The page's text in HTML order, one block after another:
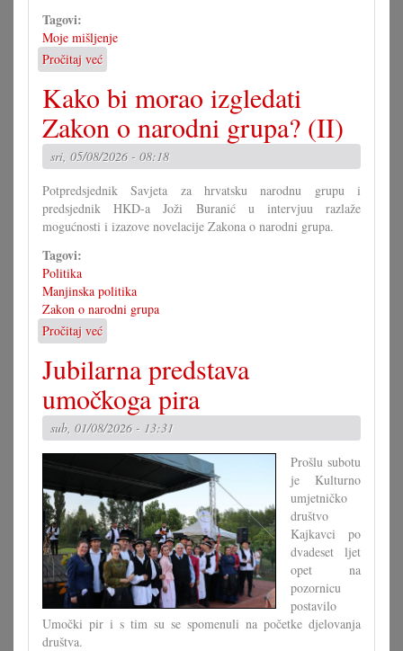
Tagovi:
Moje mišljenje
Pročitaj već
Ča
se
moremo
naučiti
od
Mirka
Berlakovića?
Kako bi morao izgledati
Zakon o narodni grupa? (II)
sri, 05/08/2026 - 08:18
Potpredsjednik Savjeta za hrvatsku narodnu grupu i
predsjednik HKD-a Joži Buranić u intervjuu razlaže
mogućnosti i izazove novelacije Zakona o narodni grupa.
Tagovi:
Politika
Manjinska politika
Zakon o narodni grupa
Pročitaj već
Kako
bi
morao
izgledati
Zakon
o
narodni
grupa?
(II)
Jubilarna predstava
umočkoga pira
sub, 01/08/2026 - 13:31
Prošlu subotu
je Kulturno
umjetničko
društvo
Kajkavci po
dvadeset ljet
opet na
pozornicu
postavilo
Umočki pir i s tim su se spomenuli na početke djelovanja
društva.